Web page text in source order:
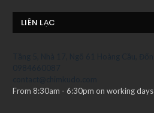
LIÊN LẠC
From 8:30am - 6:30pm on working days